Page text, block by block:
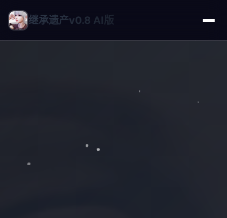
继承遗产v0.8 AI版